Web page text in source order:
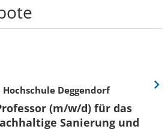
Hochschule Deggendorf
(m/w/d) für das
Sanierung und
Eine